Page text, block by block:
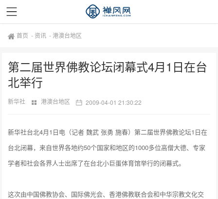
首页 - 资讯 -港澳台地区
第二届世界佛教论坛闭幕式4月1日在台
北举行
新华社 港澳台地区 2009-04-01 21:30:22
新华社台北4月1日电（记者 魏武 张勇 施春）第二届世界佛教论坛1日在
台北闭幕，来自世界各地约50个国家和地区的1000多位高僧大德、专家
学者和社会各界人士出席了在台北小巨蛋体育馆举行的闭幕式。
这次由中国佛教协会、国际佛光会、香港佛教联合会和中华宗教文化交